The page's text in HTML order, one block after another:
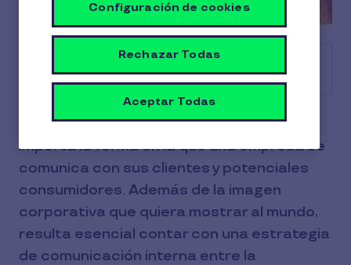
Tabla de contenido
En plena era de la comunicación, no sólo
importa la forma en la que una empresa se
comunica con sus clientes y potenciales
consumidores. Además de la imagen
corporativa que quiera mostrar al mundo,
resulta esencial contar con una estrategia
de comunicación interna entre la
Configuración de cookies
Rechazar Todas
Aceptar Todas